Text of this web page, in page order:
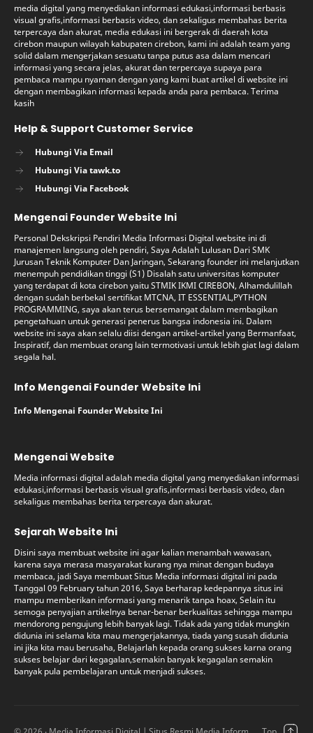
Mengenai Website
Media informasi digital adalah media digital yang menyediakan informasi
edukasi,informasi berbasis visual grafis,informasi berbasis video, dan
sekaligus membahas berita terpercaya dan akurat.
Sejarah Website Ini
Disini saya membuat website ini agar kalian menambah wawasan,
karena saya merasa masyarakat kurang nya minat dengan budaya
membaca, jadi Saya membuat Situs Media informasi digital ini pada
Tanggal 09 February tahun 2016, Saya berharap kedepannya situs ini
mampu memberikan informasi yang menarik tanpa hoax, Selain itu
semoga penyajian artikelnya benar-benar berkualitas sehingga mampu
mendorong pengujung lebih banyak lagi. Tidak ada yang tidak mungkin
didunia ini selama kita mau mengerjakannya, tiada yang susah didunia
ini jika kita mau berusaha, Belajarlah kepada orang sukses karna orang
sukses belajar dari kegagalan,semakin banyak kegagalan semakin
banyak pula pembelajaran untuk menjadi sukses.
media digital yang menyediakan informasi edukasi,informasi berbasis
visual grafis,informasi berbasis video, dan sekaligus membahas berita
terpercaya dan akurat, media edukasi ini bergerak di daerah kota
cirebon maupun wilayah kabupaten cirebon, kami ini adalah team yang
solid dalam mengerjakan sesuatu tanpa putus asa dalam mencari
informasi yang secara jelas, akurat dan terpercaya supaya para
pembaca mampu nyaman dengan yang kami buat artikel di website ini
dengan membagikan informasi kepada anda para pembaca. Terima
kasih
Help & Support Customer Service
Hubungi Via Email
Hubungi Via tawk.to
Hubungi Via Facebook
Mengenai Founder Website Ini
Personal Dekskripsi Pendiri Media Informasi Digital website ini di
manajemen langsung oleh pendiri, Saya Adalah Lulusan Dari SMK
Jurusan Teknik Komputer Dan Jaringan, Sekarang founder ini melanjutkan
menempuh pendidikan tinggi (S1) Disalah satu universitas komputer
yang terdapat di kota cirebon yaitu STMIK IKMI CIREBON, Alhamdulillah
dengan sudah berbekal sertifikat MTCNA, IT ESSENTIAL,PYTHON
PROGRAMMING, saya akan terus bersemangat dalam membagikan
pengetahuan untuk generasi penerus bangsa indonesia ini. Dalam
website ini saya akan selalu diisi dengan artikel-artikel yang Bermanfaat,
Inspiratif, dan membuat orang lain termotivasi untuk lebih giat lagi dalam
segala hal.
Info Mengenai Founder Website Ini
Info Mengenai Founder Website Ini